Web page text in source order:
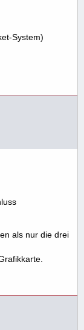
System)
als nur die drei